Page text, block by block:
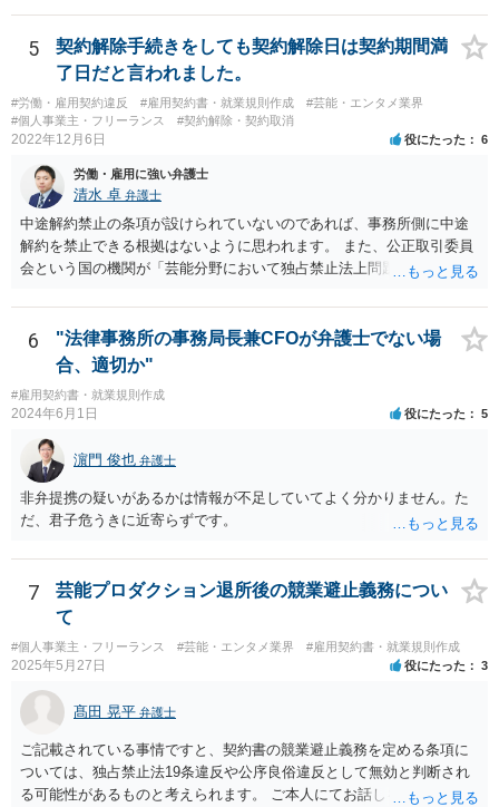
5
契約解除手続きをしても契約解除日は契約期間満
了日だと言われました。
#労働・雇用契約違反 #雇用契約書・就業規則作成
#芸能・エンタメ業界
#個人事業主・フリーランス
#契約解除・契約取消
2022年12月6日 役にたった 6
労働・雇用に強い弁護士
清水 卓 弁護士
中途解約禁止の条項が設けられていないのであれば、事務所側に中途
解約を禁止できる根拠はないように思われます。 また、公正取引委員
会という国の機関が「芸能分野において独占禁止法上問題となり得る
活動を⾏えない旨の義務を課し，⼜は移籍・独⽴した場合には芸能活
動を妨害する旨⽰唆して，移籍・独⽴を諦めさせること（優越的地位
の濫⽤等）を例示しています。 ライバー事務所にも同様のことが言え
る可能性があり、あなたのケースでも、独占禁止法上問題となり得ま
す。 ただし、「※これら⾏為が実際に独占禁⽌法違反となるかどうか
は，具体的態様に照らして個別に判断されることとなる。例えば，優
越的地位の濫⽤に関して，不当に不利益を与えるか否かは，課される
義務等の内容や期間が⽬的に照らして過⼤であるか，与える不利益の
程度，代償措置の有無やその⽔準，あらかじめ⼗分な協議が⾏われた
か等を考慮の上，個別具体的に判断される」という指摘もなされてい
るので、ご事案に応じ、挙げられている事情を具体的に検討して行く
必要があります。 なお、退所等で事務所側と揉めるようであれば、弁
護士に直接相談・依頼し、事務所側と交渉にあたってもらう方法もあ
るかと思います。 （参考）「⼈材分野における公正取引委員会の取
組」（令和元年９月２５日 公正取引委員会）６頁 https://www.jftc.g
o.jp/houdou/kouenkai/190925kondan_file/siryou2.pdf
6
"法律事務所の事務局長兼CFOが弁護士でない場
合、適切か"
#雇用契約書・就業規則作成
2024年6月1日 役にたった 5
濵門 俊也 弁護士
非弁提携の疑いがあるかは情報が不足していてよく分かりません。た
だ、君子危うきに近寄らずです。
7
芸能プロダクション退所後の競業避止義務につい
て
#個人事業主・フリーランス #芸能・エンタメ業界 #雇用契約書・就業規則作成
2025年5月27日 役にたった 3
髙田 晃平 弁護士
ご記載されている事情ですと、契約書の競業避止義務を定める条項に
ついては、独占禁止法19条違反や公序良俗違反として無効と判断され
る可能性があるものと考えられます。 ご本人にてお話しを進められる